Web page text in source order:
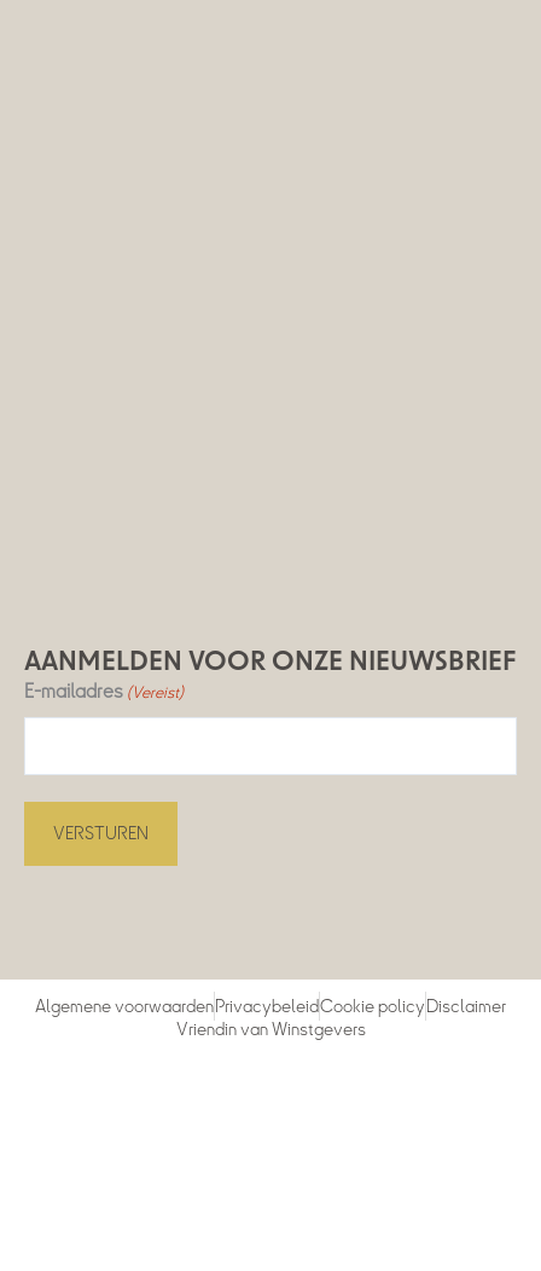
AANMELDEN VOOR ONZE NIEUWSBRIEF
E-mailadres (Vereist)
Algemene voorwaardenPrivacybeleidCookie policyDisclaimer
Vriendin van Winstgevers